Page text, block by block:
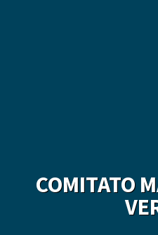
COMITATO